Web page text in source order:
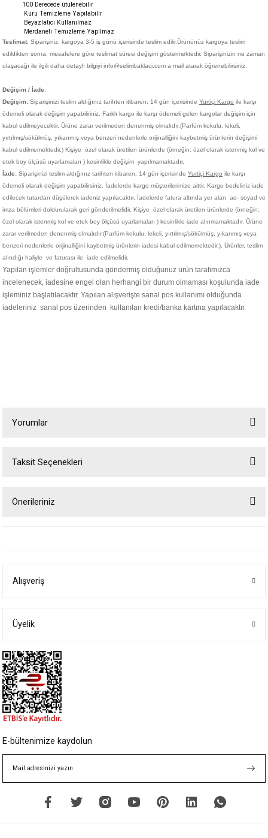
100 Derecede ütülenebilir
Kuru Temizleme Yapılabilir
Beyazlatıcı Kullanılmaz
Merdaneli Temizleme Yapılmaz
Teslimat; Siparişiniz, kargoya 3-5 iş günü içerisinde teslim edilir.Ürününüz kargoya teslim
edildikten sonra, mesafelere göre teslimat süresi değişim göstermektedir. Siparişinizin ne zaman
ulaşacağı ile ilgili daha detaylı bilgiyi info@selimbaklaci.com a mail atarak öğrenebilirsiniz.
Değişim / İade;
Değişim: Siparişinizi teslim aldığınız tarihten itibaren; 14 gün içerisinde Yurtiçi Kargo ile karşı
ödemeli olarak değişim yapabiliriniz. Farklı kargo ile karşı ödemeli gelen kargolar değişim için
kabul edilmeyecektir. Ürüne zarar verilmeden denenmiş olmalıdır.(Parfüm kokulu, lekeli,
yırtılmış/sökülmüş, yıkanmış veya benzeri nedenlerle orijinalliğini kaybetmiş ürünlerin değişimi
kabul edilmemektedir.) Kişiye
özel olarak üretilen ürünlerde (örneğin: özel olarak istenmiş kol ve
etek boy ölçüsü uyarlamaları ) kesinlikle değişim yapılmamaktadır.
İade: Siparişinizi teslim aldığınız tarihten itibaren; 14 gün içerisinde Yurtiçi Kargo ile karşı
ödemeli olarak değişim yapabilirsiniz. İadelerde kargo müşterilerimize aittir. Kargo bedeliniz iade
edilecek tutardan düşülerek iadeniz yapılacaktır. İadelerde fatura altında yer alan ad- soyad ve
imza bölümleri doldurularak geri gönderilmelidir. Kişiye
özel olarak üretilen ürünlerde (örneğin:
özel olarak istenmiş kol ve etek boy ölçüsü uyarlamaları ) kesinlikle iade alınmamaktadır. Ürüne
zarar verilmeden denenmiş olmalıdır.(Parfüm kokulu, lekeli, yırtılmış/sökülmüş, yıkanmış veya
benzeri nedenlerle orijinalliğini kaybetmiş ürünlerin iadesi kabul edilmemektedir.). Ürünler, teslim
alındığı haliyle ve faturası ile iade edilmelidir.
Yapılan işlemler doğrultusunda göndermiş olduğunuz ürün tarafımızca
incelenecek, iadesine engel olan herhangi bir durum olmaması koşulunda iade
işleminiz başlatılacaktır. Yapılan alışverişte sanal pos kullanımı olduğunda
iadeleriniz sanal pos üzerinden kullanılan kredi/banka kartına yapılacaktır.
Yorumlar
Taksit Seçenekleri
Önerileriniz
Ürün bilgilerinde hatalar bulunuyor.
Bu ürüne benzer farklı alternatifler olmalı.
Alışveriş
Üyelik
E-bültenimize kaydolun